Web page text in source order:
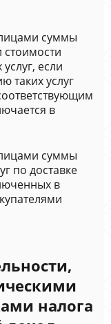
суммы
если
таких услуг
в
суммы
по доставке
в
налога